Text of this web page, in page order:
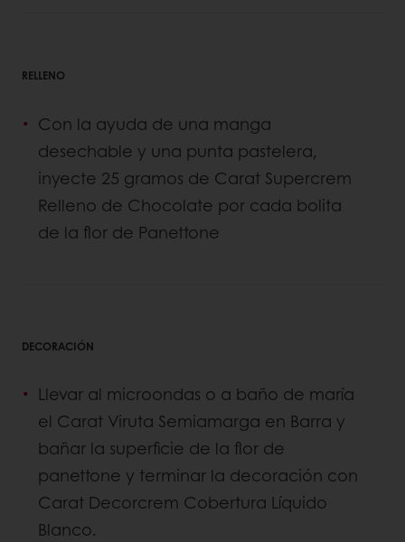
RELLENO
Con la ayuda de una manga
desechable y una punta pastelera,
inyecte 25 gramos de Carat Supercrem
Relleno de Chocolate por cada bolita
de la flor de Panettone
DECORACIÓN
Llevar al microondas o a baño de maría
el Carat Viruta Semiamarga en Barra y
bañar la superficie de la flor de
panettone y terminar la decoración con
Carat Decorcrem Cobertura Líquido
Blanco.